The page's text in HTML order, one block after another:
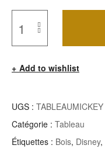
Quantité
Tableau
Add to wishlist
UGS : TABLEAUMICKEY
Catégorie : Tableau
Étiquettes : Bois, Disney,